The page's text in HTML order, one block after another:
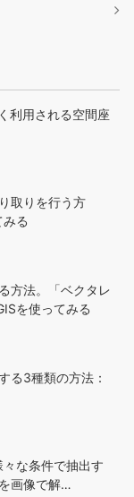
利用される空間座
取りを行う方
る
方法。「ベクタレ
を使ってみる
る3種類の方法：
な条件で抽出す
画像で解…